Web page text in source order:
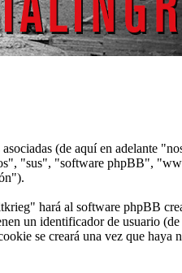
(de aquí en adelante
"sus", "software phpBB",
hará al software phpBB
un identificador de usuario
se creará una vez que